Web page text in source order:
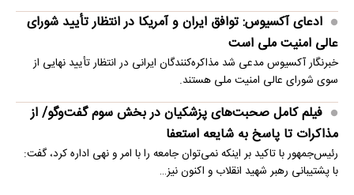
ادعای آکسیوس: توافق ایران و آمریکا در انتظار تأیید شورای
عالی امنیت ملی است
خبرنگار آکسیوس مدعی شد مذاکره‌کنندگان ایرانی در انتظار تأیید نهایی از
سوی شورای عالی امنیت ملی هستند.
فیلم کامل صحبت‌های پزشکیان در بخش سوم گفت‌وگو/ از
مذاکرات تا پاسخ به شایعه استعفا
رئیس‌جمهور با تاکید بر اینکه نمی‌توان جامعه را با امر و نهی اداره کرد، گفت:
با پشتیبانی رهبر شهید انقلاب و اکنون نیز…